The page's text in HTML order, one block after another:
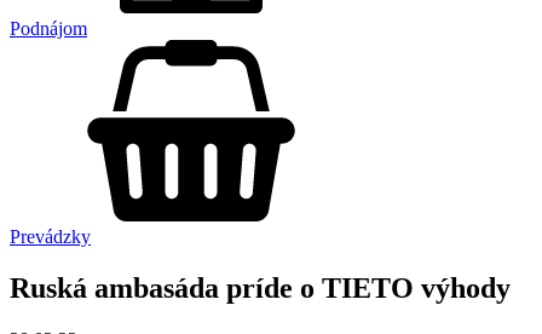
Podnájom
Prevádzky
Ruská ambasáda príde o TIETO výhody